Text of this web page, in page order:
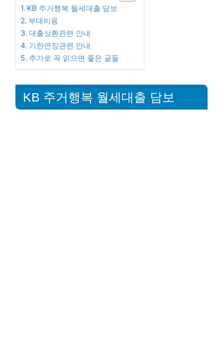
KB 주거행복 월세대출 담보
부대비용
대출상환관련 안내
기한연장관련 안내
추가로 꼭 읽으면 좋은 글들
KB 주거행복 월세대출 담보